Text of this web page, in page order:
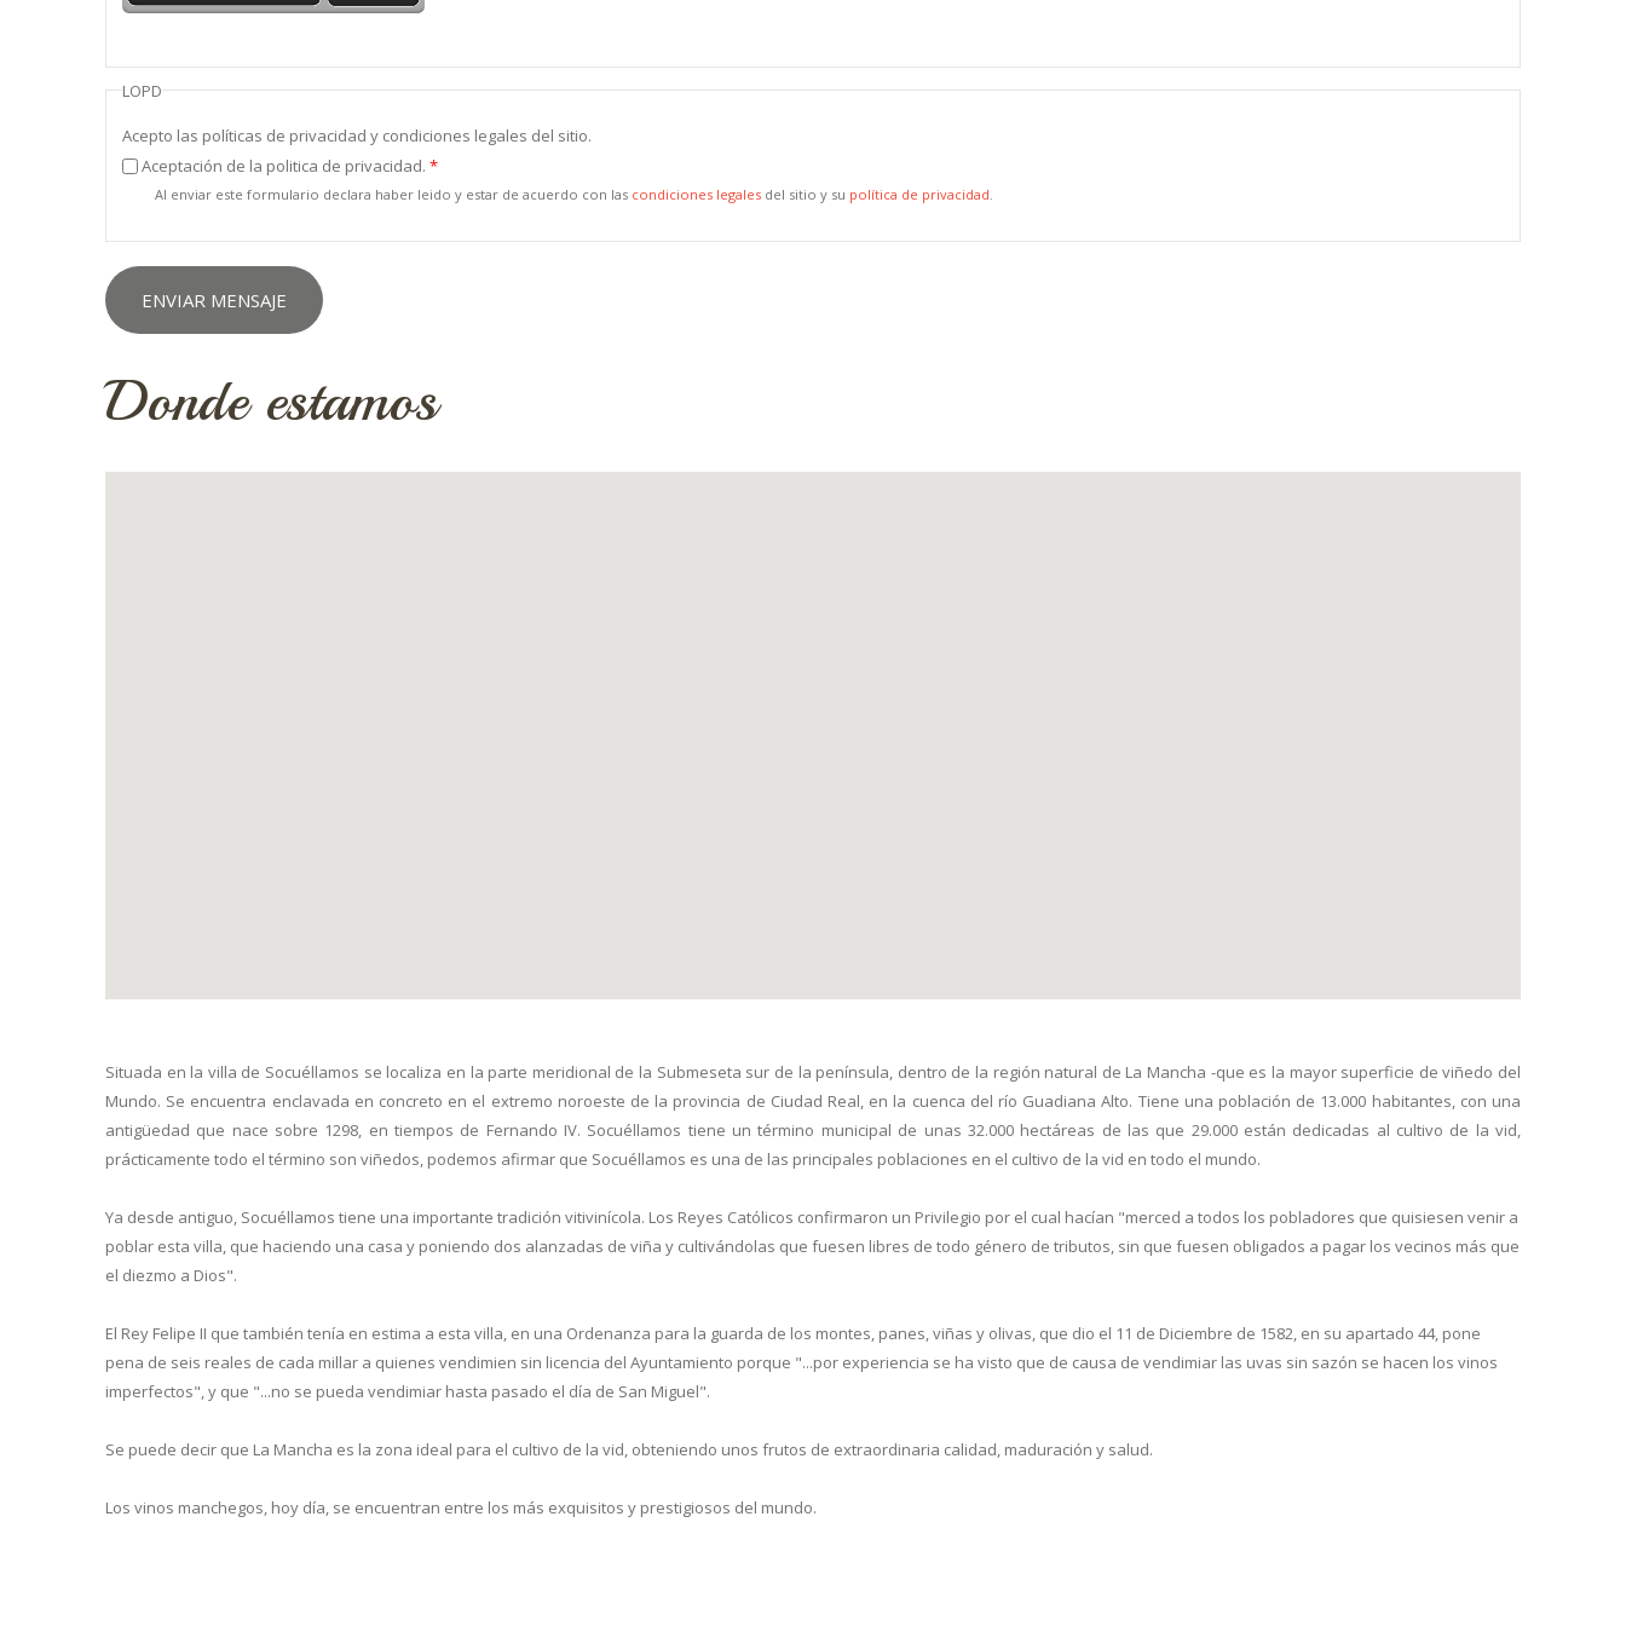
LOPD
Acepto las políticas de privacidad y condiciones legales del sitio.
Aceptación de la politica de privacidad. *
Al enviar este formulario declara haber leido y estar de acuerdo con las condiciones legalesdel sitio y su política de privacidad.
Donde estamos
Situada en la villa de Socuéllamos se localiza en la parte meridional de la Submeseta sur de la península, dentro de la región natural de La Mancha -que es la mayor superficie de viñedo del
Mundo. Se encuentra enclavada en concreto en el extremo noroeste de la provincia de Ciudad Real, en la cuenca del río Guadiana Alto. Tiene una población de 13.000 habitantes, con una
antigüedad que nace sobre 1298, en tiempos de Fernando IV. Socuéllamos tiene un término municipal de unas 32.000 hectáreas de las que 29.000 están dedicadas al cultivo de la vid,
prácticamente todo el término son viñedos, podemos afirmar que Socuéllamos es una de las principales poblaciones en el cultivo de la vid en todo el mundo.
Ya desde antiguo, Socuéllamos tiene una importante tradición vitivinícola. Los Reyes Católicos confirmaron un Privilegio por el cual hacían "merced a todos los pobladores que quisiesen venir a
poblar esta villa, que haciendo una casa y poniendo dos alanzadas de viña y cultivándolas que fuesen libres de todo género de tributos, sin que fuesen obligados a pagar los vecinos más que
el diezmo a Dios".
El Rey Felipe II que también tenía en estima a esta villa, en una Ordenanza para la guarda de los montes, panes, viñas y olivas, que dio el 11 de Diciembre de 1582, en su apartado 44, pone
pena de seis reales de cada millar a quienes vendimien sin licencia del Ayuntamiento porque "...por experiencia se ha visto que de causa de vendimiar las uvas sin sazón se hacen los vinos
imperfectos", y que "...no se pueda vendimiar hasta pasado el día de San Miguel".
Se puede decir que La Mancha es la zona ideal para el cultivo de la vid, obteniendo unos frutos de extraordinaria calidad, maduración y salud.
Los vinos manchegos, hoy día, se encuentran entre los más exquisitos y prestigiosos del mundo.